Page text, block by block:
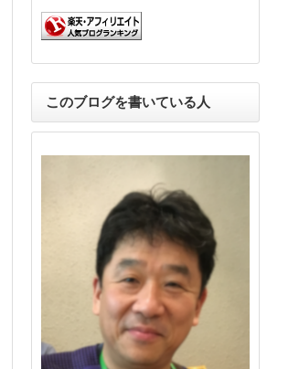
このブログを書いている人